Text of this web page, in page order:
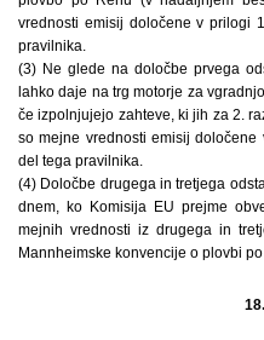
vrednosti emisij določene v prilogi
pravilnika.
(3) Ne glede na določbe prvega
lahko daje na trg motorje za
če izpolnjujejo zahteve, ki jih za 2.
so mejne vrednosti emisij
del tega pravilnika.
(4) Določbe drugega in tretjega
dnem, ko Komisija EU prejme
mejnih vrednosti iz drugega in
Mannheimske konvencije o plovbi po